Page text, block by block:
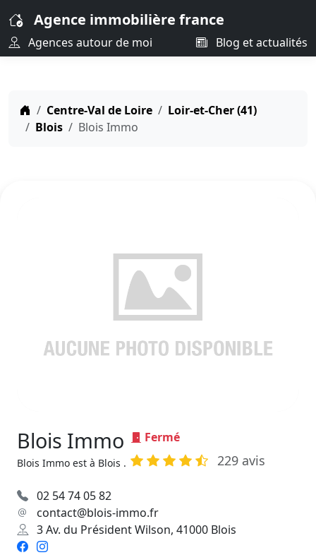
Agence immobilière france
Agences autour de moi Blog et actualités
Centre-Val de Loire
Loir-et-Cher (41)
Blois
Blois Immo
Fermé
229 avis
Blois Immo
Blois Immo est à Blois .
02 54 74 05 82
contact@blois-immo.fr
3 Av. du Président Wilson, 41000 Blois